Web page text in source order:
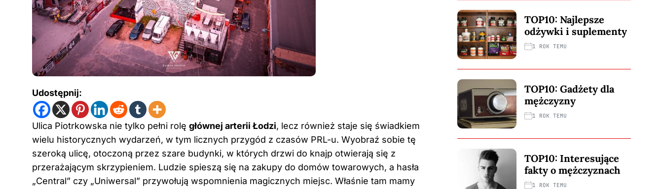
Udostępnij:
Ulica Piotrkowska nie tylko pełni rolę głównej arterii Łodzi, lecz również staje się świadkiem
wielu historycznych wydarzeń, w tym licznych przygód z czasów PRL-u. Wyobraź sobie tę
szeroką ulicę, otoczoną przez szare budynki, w których drzwi do knajp otwierają się z
przerażającym skrzypieniem. Ludzie spieszą się na zakupy do domów towarowych, a hasła
„Central” czy „Uniwersal” przywołują wspomnienia magicznych miejsc. Właśnie tam mamy
TOP10: Najlepsze
odżywki i suplementy
1 ROK TEMU
TOP10: Gadżety dla
mężczyzny
1 ROK TEMU
TOP10: Interesujące
fakty o mężczyznach
1 ROK TEMU